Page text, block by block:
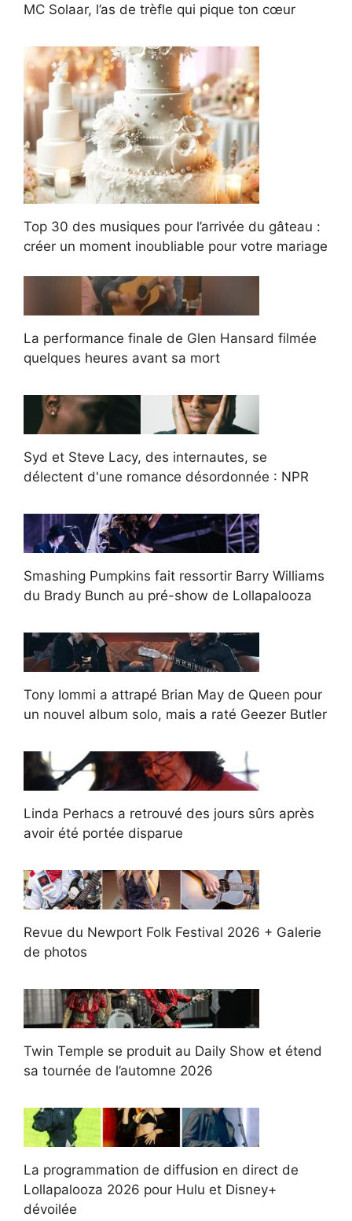
MC Solaar, l’as de trèfle qui pique ton cœur
Top 30 des musiques pour l’arrivée du gâteau :
créer un moment inoubliable pour votre mariage
La performance finale de Glen Hansard filmée
quelques heures avant sa mort
Syd et Steve Lacy, des internautes, se
délectent d'une romance désordonnée : NPR
Smashing Pumpkins fait ressortir Barry Williams
du Brady Bunch au pré-show de Lollapalooza
Tony Iommi a attrapé Brian May de Queen pour
un nouvel album solo, mais a raté Geezer Butler
Linda Perhacs a retrouvé des jours sûrs après
avoir été portée disparue
Revue du Newport Folk Festival 2026 + Galerie
de photos
Twin Temple se produit au Daily Show et étend
sa tournée de l’automne 2026
La programmation de diffusion en direct de
Lollapalooza 2026 pour Hulu et Disney+
dévoilée